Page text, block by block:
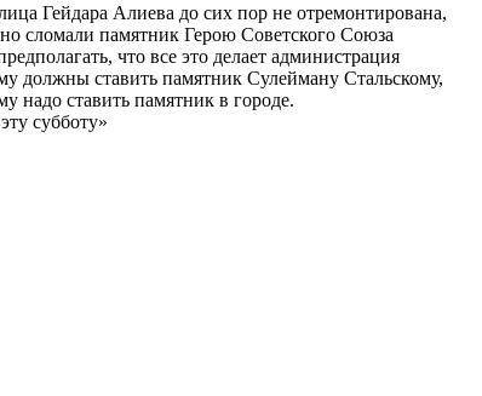
Гейдара Алиева до сих пор не отремонтирована,
сломали памятник Герою Советского Союза
что все это делает администрация
должны ставить памятник Сулейману Стальскому,
надо ставить памятник в городе.
субботу»